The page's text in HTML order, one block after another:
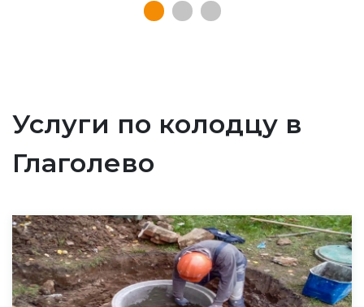
Услуги по колодцу в
Глаголево